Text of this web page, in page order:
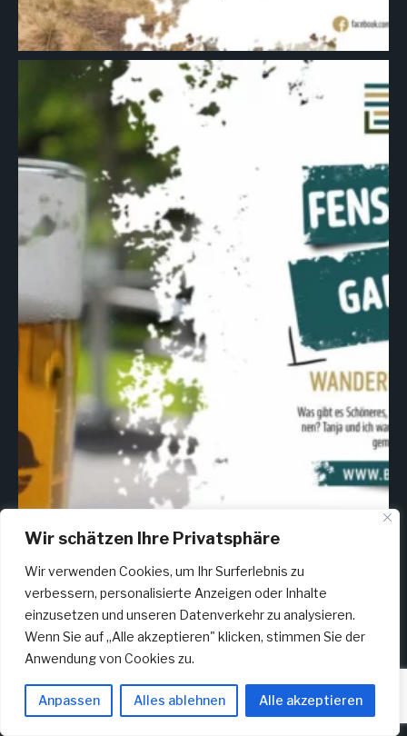
Wir schätzen Ihre Privatsphäre
Wir verwenden Cookies, um Ihr Surferlebnis zu
verbessern, personalisierte Anzeigen oder Inhalte
einzusetzen und unseren Datenverkehr zu analysieren.
Wenn Sie auf „Alle akzeptieren" klicken, stimmen Sie der
Anwendung von Cookies zu.
Anpassen Alles ablehnen Alle akzeptieren
KONTAKT